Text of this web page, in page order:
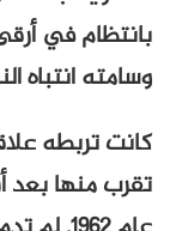
بانتظام في
وسامته انتباه
كانت تربطه
تقرب منها